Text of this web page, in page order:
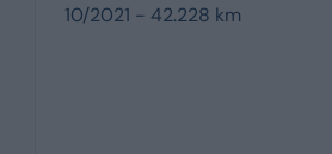
10/2021 - 42.228 km